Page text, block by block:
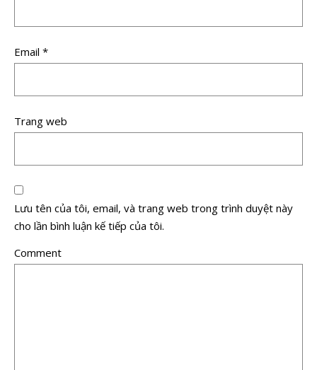
Email *
Trang web
Lưu tên của tôi, email, và trang web trong trình duyệt này
cho lần bình luận kế tiếp của tôi.
Comment